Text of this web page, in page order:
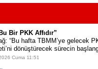
Bir PKK Affıdır”
“Bu hafta TBMM’ye gelecek
dönüştürecek sürecin
Cuma 11:51